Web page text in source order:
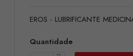
EROS - LUBRIFICANTE
Quantidade